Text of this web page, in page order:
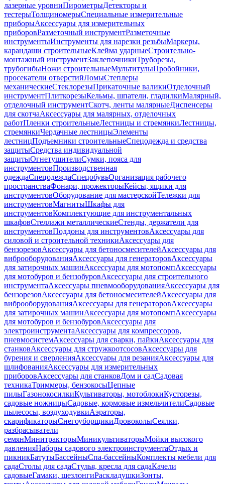
лазерные уровниПирометрыДетекторы и
тестерыТолщиномерыСпециальные измерительные
приборыАксессуары для измерительных
приборовРазметочный инструментРазметочные
инструментыИнструменты для нарезки резьбыМаркеры,
карандаши строительныеКлейма ударныеСтроительно-
монтажный инструментЗаклепочникиТруборезы,
трубогибыНожи строительныеМультитулыПробойники,
просекатели отверстийЛомыСтеплеры
механическиеСтеклорезыПрикаточные валикиОтделочный
инструментПлиткорезыКельмы, шпатели, гладилкиМалярный,
отделочный инструментСкотч, ленты малярныеДиспенсеры
для скотчаАксессуары для малярных, отделочных
работПленки строительныеЛестницы и стремянкиЛестницы,
стремянкиЧердачные лестницыЭлементы
лестницПодъемники строительныеСпецодежда и средства
защитыСредства индивидуальной
защитыОгнетушителиСумки, пояса для
инструментовПроизводственная
одеждаСпецодеждаСпецобувьОрганизация рабочего
пространстваФонари, прожекторыКейсы, ящики для
инструментовОборудование для мастерскойТележки для
инструментовМагнитыШкафы для
инструментовКомплектующие для инструментальных
шкафовСтеллажи металлическиеСтенды, держатели для
инструментовПоддоны для инструментовАксессуары для
силовой и строительной техникиАксессуары для
бензорезовАксессуары для бетоносмесителейАксессуары для
виброоборудованияАксессуары для генераторовАксессуары
для затирочных машинАксессуары для мотопомпАксессуары
для мотобуров и бензобуровАксессуары для строительного
инструментаАксессуары пневмооборудованияАксессуары для
бензорезовАксессуары для бетоносмесителейАксессуары для
виброоборудованияАксессуары для генераторовАксессуары
для затирочных машинАксессуары для мотопомпАксессуары
для мотобуров и бензобуровАксессуары для
электроинструментаАксессуары для компрессоров,
пневмосистемАксессуары для сварки, пайкиАксессуары для
станковАксессуары для стружкоотсосовАксессуары для
бурения и сверленияАксессуары для резанияАксессуары для
шлифованияАксессуары для измерительных
приборовАксессуары для станковДом и садСадовая
техникаТриммеры, бензокосыЦепные
пилыГазонокосилкиКультиваторы, мотоблокиКусторезы,
садовые ножницыСадовые, кормовые измельчителиСадовые
пылесосы, воздуходувкиАэраторы,
скарификаторыСнегоуборщикиДровоколыСеялки,
разбрасыватели
семянМинитракторыМиникультиваторыМойки высокого
давленияНаборы садового электроинструментаОтдых и
пикникБатутыБассейныСпа-бассейныКомплекты мебели для
садаСтолы для садаСтулья, кресла для садаКачели
садовыеГамаки, шезлонгиРаскладушкиЗонты,